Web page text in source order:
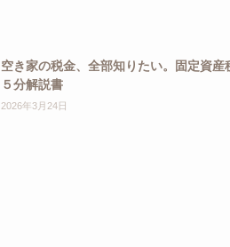
空き家の税金、全部知りたい。固定資
５分解説書
2026年3月24日